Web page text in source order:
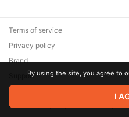
© 2026 Zaya Solutions Limited.
are the property of their
Terms of service
Privacy policy
Brand
SupportBy using the site, you agree to
I